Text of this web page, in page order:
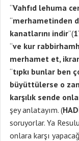
“Vahfıd lehuma
“merhametinden
kanatlarını indir”(
“ve kur
merhamet et,
“tıpkı bunlar ben
büyüttülerse o
karşılık sende
şey anlatayım. (
soruyorlar. Ya
onlara karşı